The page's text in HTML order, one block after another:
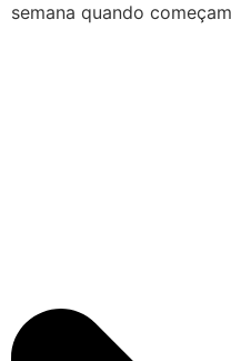
semana quando